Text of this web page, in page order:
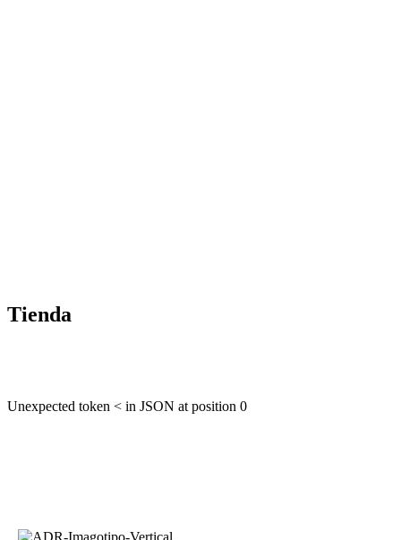
Tienda
Unexpected token < in JSON at position 0